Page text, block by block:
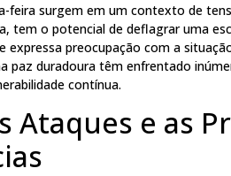
feira surgem em um contexto de
tem o potencial de deflagrar uma
expressa preocupação com a
paz duradoura têm enfrentado
contínua.
Ataques e as